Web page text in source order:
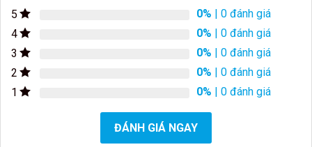
5 0% | 0 đánh giá
4
0% | 0 đánh giá
3
0% | 0 đánh giá
2
0% | 0 đánh giá
1
0% | 0 đánh giá
ĐÁNH GIÁ NGAY